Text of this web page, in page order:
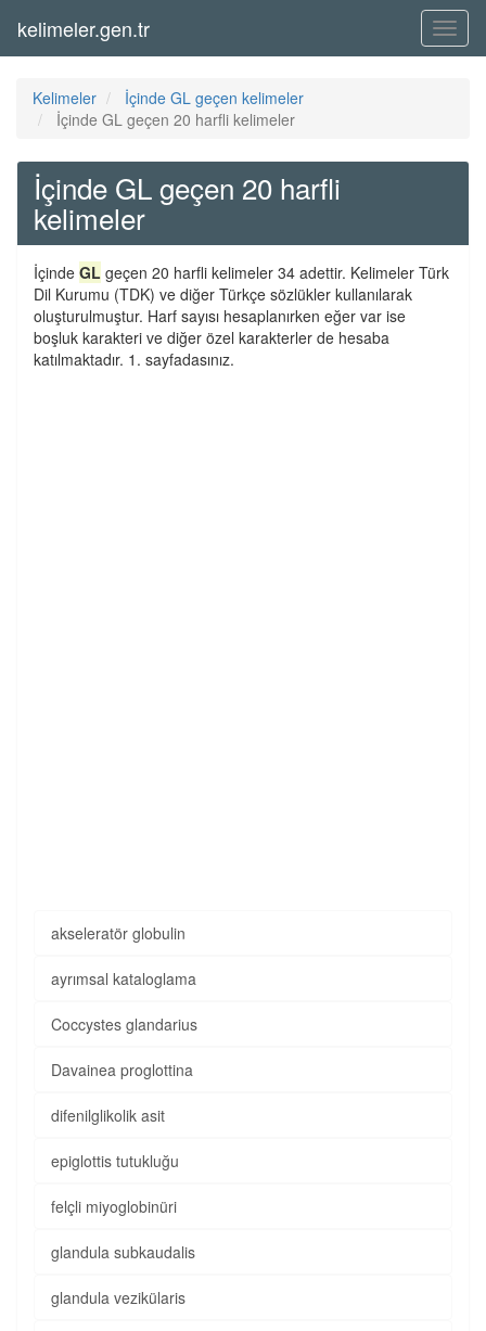
Menü
kelimeler.gen.tr
Kelimeler
İçinde GL geçen kelimeler
İçinde GL geçen 20 harfli kelimeler
İçinde GL geçen 20 harfli
kelimeler
İçinde GL geçen 20 harfli kelimeler 34 adettir. Kelimeler Türk
Dil Kurumu (TDK) ve diğer Türkçe sözlükler kullanılarak
oluşturulmuştur. Harf sayısı hesaplanırken eğer var ise
boşluk karakteri ve diğer özel karakterler de hesaba
katılmaktadır. 1. sayfadasınız.
akseleratör globulin
ayrımsal kataloglama
Coccystes glandarius
Davainea proglottina
difenilglikolik asit
epiglottis tutukluğu
felçli miyoglobinüri
glandula subkaudalis
glandula vezikülaris